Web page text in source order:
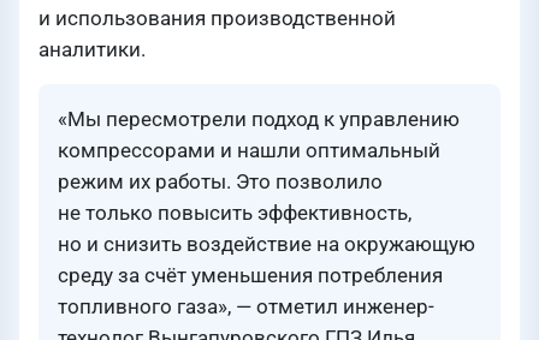
и использования производственной
аналитики.
«Мы пересмотрели подход к управлению
компрессорами и нашли оптимальный
режим их работы. Это позволило
не только повысить эффективность,
но и снизить воздействие на окружающую
среду за счёт уменьшения потребления
топливного газа», — отметил инженер-